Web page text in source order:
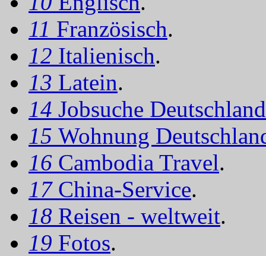
11 Französisch.
12 Italienisch.
13 Latein.
14 Jobsuche Deutschland
15 Wohnung
16 Cambodia Travel.
17 China-Service.
18 Reisen - weltweit.
19 Fotos.